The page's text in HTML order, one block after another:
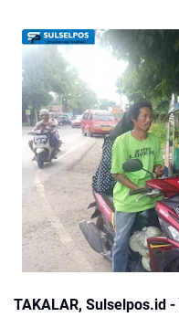
TAKALAR, Sulselpos.id -